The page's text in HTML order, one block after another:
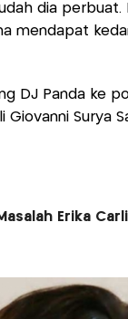
dia perbuat.
mendapat
DJ Panda ke
Giovanni Surya
Erika